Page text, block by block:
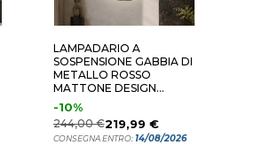
LAMPADARIO A
SOSPENSIONE GABBIA DI
METALLO ROSSO
MATTONE DESIGN
MODERNO
-10%
244,00 €219,99 €
CONSEGNA ENTRO:14/08/2026